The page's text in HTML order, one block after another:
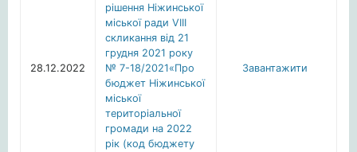
28.12.2022
рішення Ніжинської
міської ради VІІІ
скликання від 21
грудня 2021 року
№ 7-18/2021«Про
бюджет Ніжинської
міської
територіальної
громади на 2022
рік (код бюджету
Завантажити